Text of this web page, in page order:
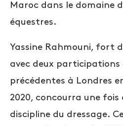
Maroc dans le domaine
équestres.
Yassine Rahmouni, fort
avec deux participations
précédentes à Londres
2020, concourra une fois
discipline du dressage.